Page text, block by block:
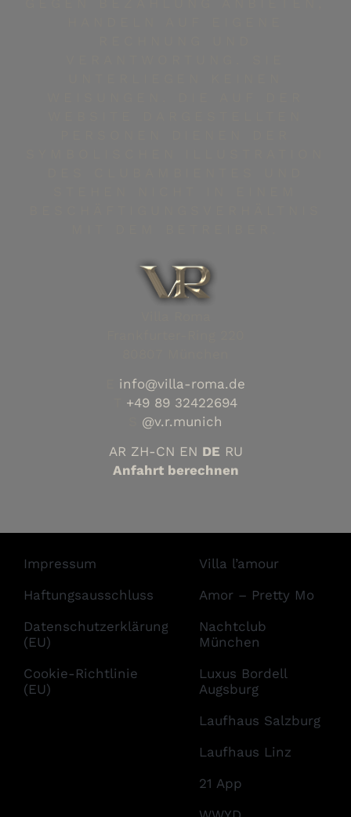
info@villa-roma.de
+49 89 32422694
@v.r.munich
AR ZH-CN EN DE RU
Anfahrt berechnen
Impressum
Haftungsausschluss
Datenschutzerklärung
(EU)
Cookie-Richtlinie
(EU)
Villa l’amour
Amor – Pretty Mo
Nachtclub
München
Luxus Bordell
Augsburg
Laufhaus Salzburg
Laufhaus Linz
21 App